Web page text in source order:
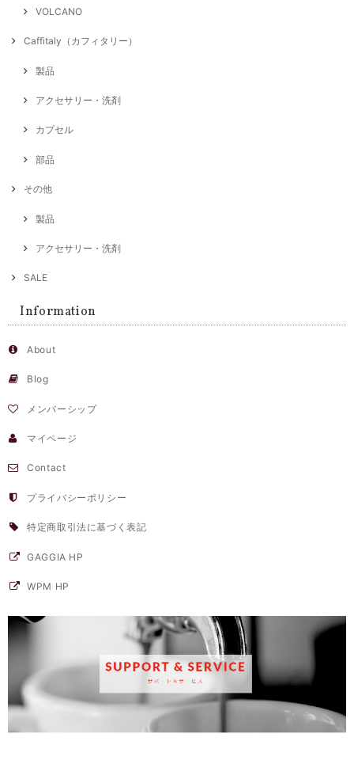
VOLCANO
Caffitaly（カフィタリー）
製品
アクセサリー・洗剤
カプセル
部品
その他
製品
アクセサリー・洗剤
SALE
Information
About
Blog
メンバーシップ
マイページ
Contact
プライバシーポリシー
特定商取引法に基づく表記
GAGGIA HP
WPM HP